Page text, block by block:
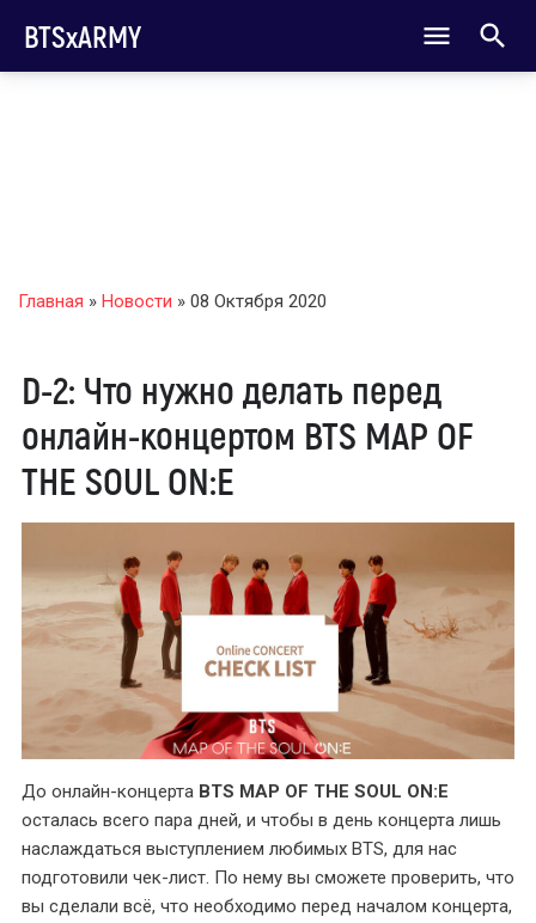
BTSxARMY
Главная » Новости » 08 Октября 2020
D-2: Что нужно делать перед
онлайн-концертом BTS MAP OF
THE SOUL ON:E
До онлайн-концерта BTS MAP OF THE SOUL ON:E
осталась всего пара дней, и чтобы в день концерта лишь
наслаждаться выступлением любимых BTS, для нас
подготовили чек-лист. По нему вы сможете проверить, что
вы сделали всё, что необходимо перед началом концерта,